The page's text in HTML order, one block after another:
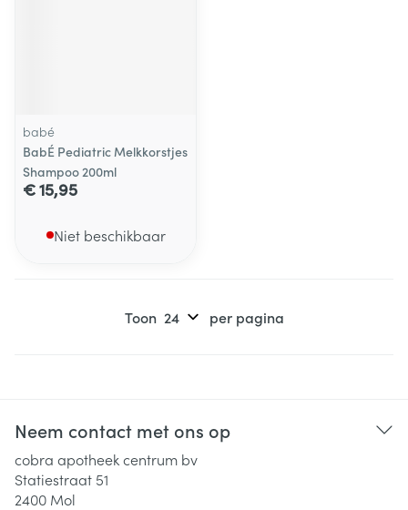
babé
BabÉ Pediatric Melkkorstjes
Shampoo 200ml
€ 15,95
Niet beschikbaar
Toon per pagina
Neem contact met ons op
cobra apotheek centrum bv
Statiestraat 51
2400 Mol